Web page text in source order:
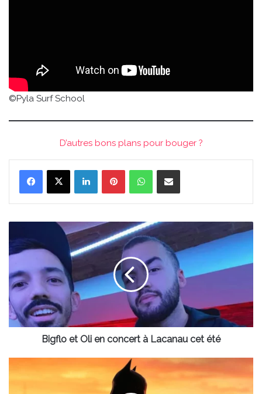
©Pyla Surf School
D’autres bons plans pour bouger ?
LinkedinPinterestWhatsAppPartager par email
et
Oli
concert
à
Lacanau
cet
été
Bigflo et Oli en concert à Lacanau cet été